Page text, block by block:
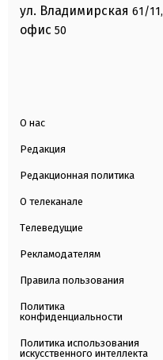
ул. Владимирская 61/11,
офис 50
О нас
Редакция
Редакционная политика
О телеканале
Телеведущие
Рекламодателям
Правила пользования
Политика
конфиденциальности
Политика использования
искусственного интеллекта